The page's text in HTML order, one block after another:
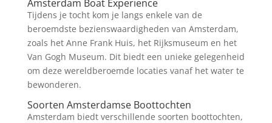
Amsterdam Boat Experience
Tijdens je tocht kom je langs enkele van de
beroemdste bezienswaardigheden van Amsterdam,
zoals het Anne Frank Huis, het Rijksmuseum en het
Van Gogh Museum. Dit biedt een unieke gelegenheid
om deze wereldberoemde locaties vanaf het water te
bewonderen.
Soorten Amsterdamse Boottochten
Amsterdam biedt verschillende soorten boottochten,